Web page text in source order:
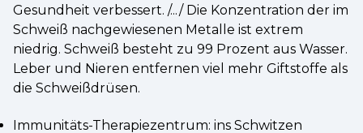
Gesundheit verbessert. /.../ Die Konzentration der im
Schweiß nachgewiesenen Metalle ist extrem
niedrig. Schweiß besteht zu 99 Prozent aus Wasser.
Leber und Nieren entfernen viel mehr Giftstoffe als
die Schweißdrüsen.
Immunitäts-Therapiezentrum: ins Schwitzen